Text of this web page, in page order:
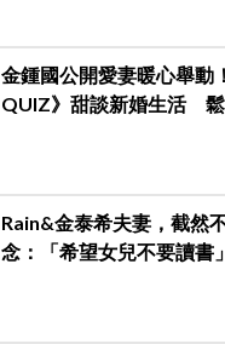
金鍾國公開愛妻暖心舉動
QUIZ》甜談新婚生活 鬆
Rain&金泰希夫妻，截然
念：「希望女兒不要讀書